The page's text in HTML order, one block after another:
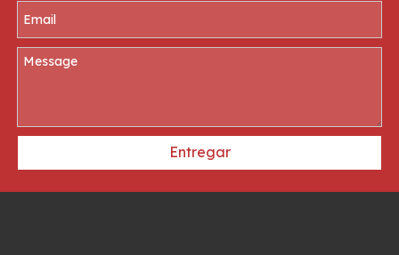
Entregar